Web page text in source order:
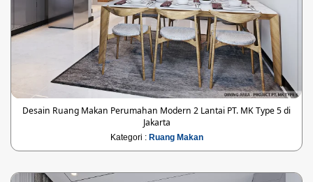
Desain Ruang Makan Perumahan Modern 2 Lantai PT. MK Type 5 di
Jakarta
Kategori : Ruang Makan